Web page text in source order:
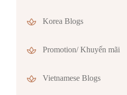
Korea Blogs
Promotion/ Khuyến mãi
Vietnamese Blogs